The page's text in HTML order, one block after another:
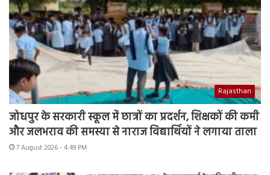
Rajasthan
जोधपुर के सरकारी स्कूल में छात्रों का प्रदर्शन, शिक्षकों की कमी
और जलभराव की समस्या से नाराज विद्यार्थियों ने लगाया ताला
7 August 2026 - 4:49 PM